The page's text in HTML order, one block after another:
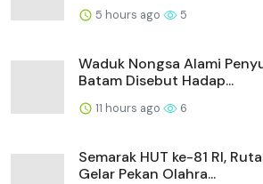
5 hours ago 5
Waduk Nongsa Alami
Batam Disebut Hadap...
11 hours ago 6
Semarak HUT ke-81 RI,
Gelar Pekan Olahra...